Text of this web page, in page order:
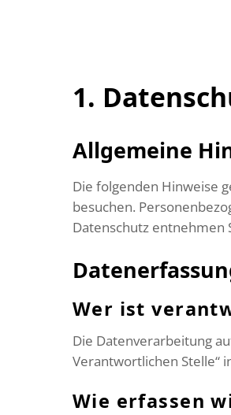
1.
Allgemeine
Die folgenden Hinweise
besuchen.
Datenschutz entnehmen
Wer ist
Die Datenverarbeitung
Verantwortlichen Stelle“
Wie erfassen